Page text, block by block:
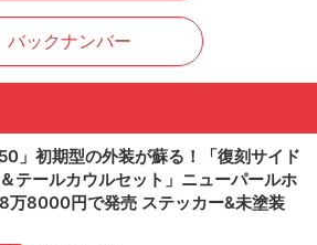
バックナンバー
」初期型の外装が蘇る！「復刻サイド
テールカウルセット」ニューパールホ
万8000円で発売 ステッカー&未塗装